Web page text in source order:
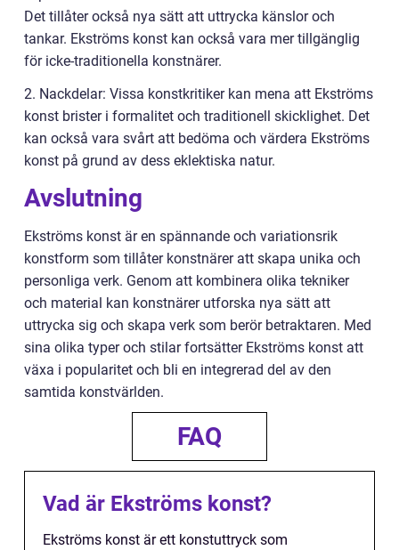
Det tillåter också nya sätt att uttrycka känslor och
tankar. Ekströms konst kan också vara mer tillgänglig
för icke-traditionella konstnärer.
2. Nackdelar: Vissa konstkritiker kan mena att Ekströms
konst brister i formalitet och traditionell skicklighet. Det
kan också vara svårt att bedöma och värdera Ekströms
konst på grund av dess eklektiska natur.
Avslutning
Ekströms konst är en spännande och variationsrik
konstform som tillåter konstnärer att skapa unika och
personliga verk. Genom att kombinera olika tekniker
och material kan konstnärer utforska nya sätt att
uttrycka sig och skapa verk som berör betraktaren. Med
sina olika typer och stilar fortsätter Ekströms konst att
växa i popularitet och bli en integrerad del av den
samtida konstvärlden.
FAQ
Vad är Ekströms konst?
Ekströms konst är ett konstuttryck som